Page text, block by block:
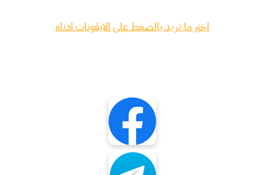
اختر ما تريد بالضغط على الايقونات ادناه